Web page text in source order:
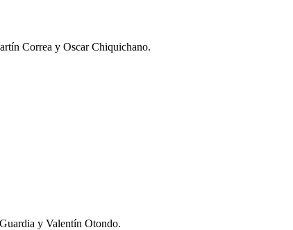
Correa y Oscar Chiquichano.
y Valentín Otondo.